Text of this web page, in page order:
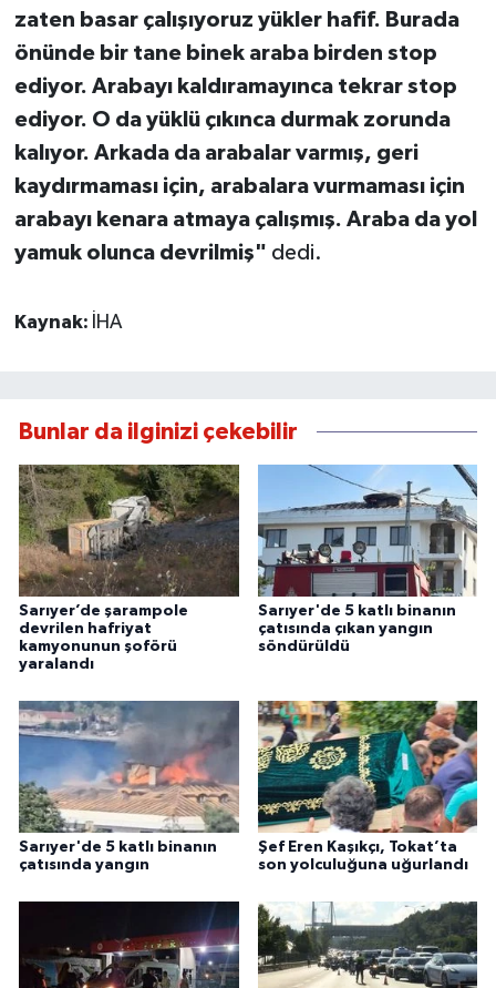
zaten basar çalışıyoruz yükler hafif. Burada
önünde bir tane binek araba birden stop
ediyor. Arabayı kaldıramayınca tekrar stop
ediyor. O da yüklü çıkınca durmak zorunda
kalıyor. Arkada da arabalar varmış, geri
kaydırmaması için, arabalara vurmaması için
arabayı kenara atmaya çalışmış. Araba da yol
yamuk olunca devrilmiş" dedi.
Kaynak: İHA
Bunlar da ilginizi çekebilir
Sarıyer’de şarampole
devrilen hafriyat
kamyonunun şoförü
yaralandı
Sarıyer'de 5 katlı binanın
çatısında çıkan yangın
söndürüldü
Sarıyer'de 5 katlı binanın
çatısında yangın
Şef Eren Kaşıkçı, Tokat’ta
son yolculuğuna uğurlandı